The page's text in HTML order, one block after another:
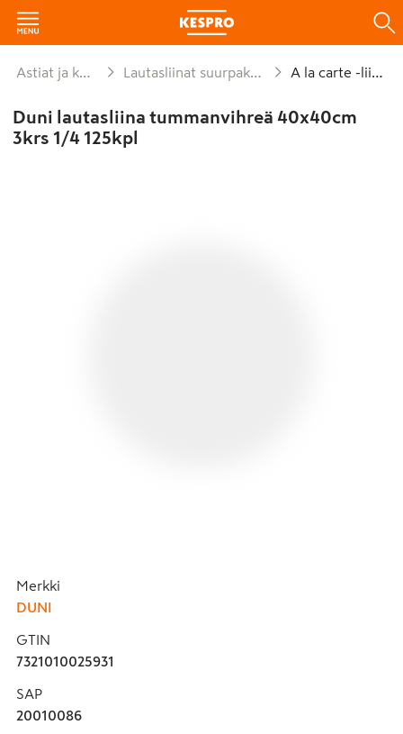
Astiat ja kattaus Lautasliinat suurpakkaukset A la carte -liinat
Duni lautasliina tummanvihreä 40x40cm
3krs 1/4 125kpl
Merkki
DUNI
GTIN
7321010025931
SAP
20010086